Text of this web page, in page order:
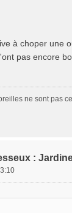
à choper une
pas encore
ne sont pas
: